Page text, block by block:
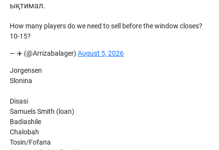
ықтимал.
How many players do we need to sell before the window closes?
10-15?
— ✈️ (@Arrizabalager) August 5, 2026
Jorgensen
Slonina
Disasi
Samuels Smith (loan)
Badiashile
Chalobah
Tosin/Fofana